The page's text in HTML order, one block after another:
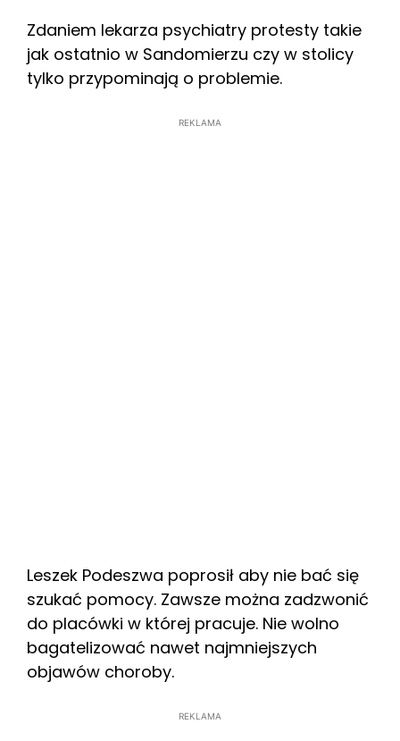
Zdaniem lekarza psychiatry protesty takie
jak ostatnio w Sandomierzu czy w stolicy
tylko przypominają o problemie.
REKLAMA
Leszek Podeszwa poprosił aby nie bać się
szukać pomocy. Zawsze można zadzwonić
do placówki w której pracuje. Nie wolno
bagatelizować nawet najmniejszych
objawów choroby.
REKLAMA